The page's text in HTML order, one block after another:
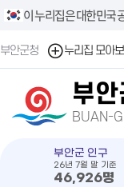
이 누리집은 대한민국
부안군청 누리집 모아보
부안
BUAN-
부안군 인구
26년 7월 말 기준
46,926명